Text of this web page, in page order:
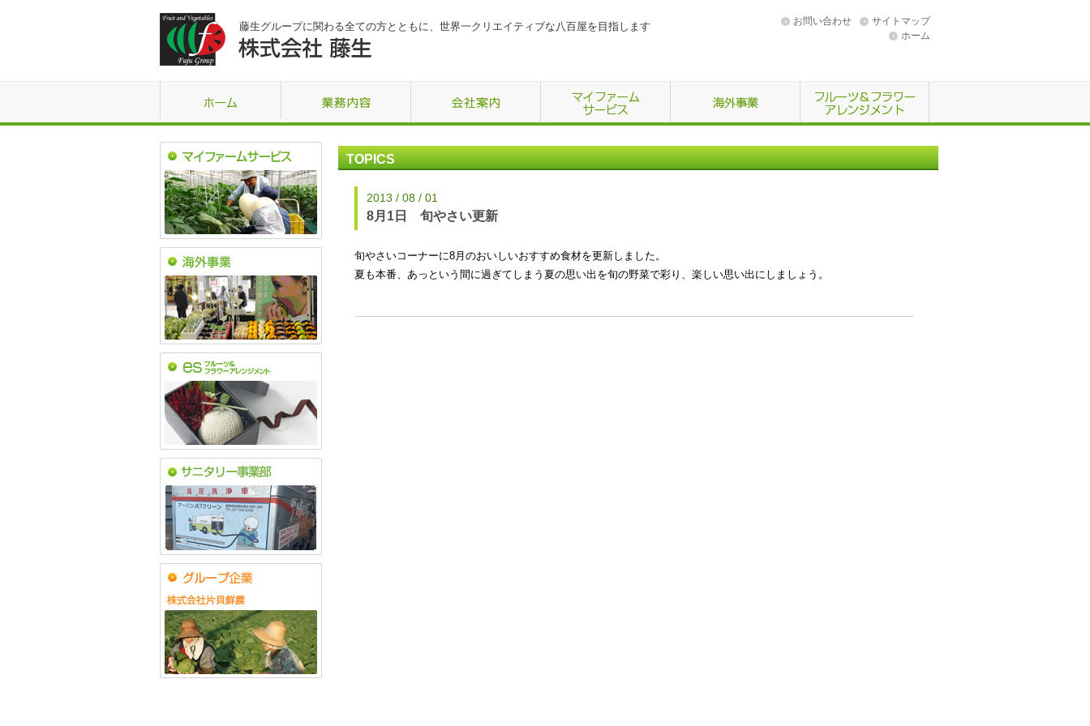
藤生グループに関わる全ての方とともに、世界一クリエイティブな八百屋を目指します サイトマップ
お問い合わせ
ホーム
TOPICS
2013 / 08 / 01
8月1日 旬やさい更新
旬やさいコーナーに8月のおいしいおすすめ食材を更新しました。
夏も本番、あっという間に過ぎてしまう夏の思い出を旬の野菜で彩り、楽しい思い出にしましょう。